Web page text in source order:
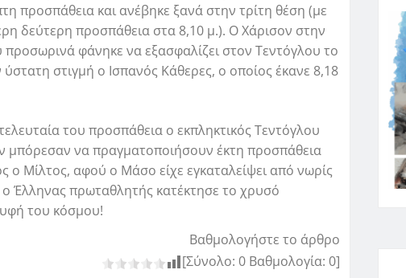
προσπάθεια και ανέβηκε ξανά στην τρίτη θέση (με
δεύτερη προσπάθεια στα 8,10 μ.). Ο Χάρισον στην
φάνηκε να εξασφαλίζει στον Τεντόγλου το
στιγμή ο Ισπανός Κάθερες, ο οποίος έκανε 8,18
του προσπάθεια ο εκπληκτικός Τεντόγλου
μπόρεσαν να πραγματοποιήσουν έκτη προσπάθεια
ο Μίλτος, αφού ο Μάσο είχε εγκαταλείψει από νωρίς
Έλληνας πρωταθλητής κατέκτησε το χρυσό
του κόσμου!
Βαθμολογήστε το άρθρο
[Σύνολο: 0 Βαθμολογία: 0]